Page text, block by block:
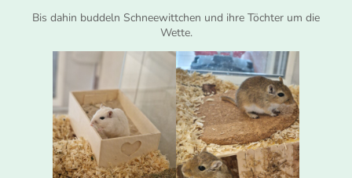
Bis dahin buddeln Schneewittchen und ihre Töchter um die
Wette.